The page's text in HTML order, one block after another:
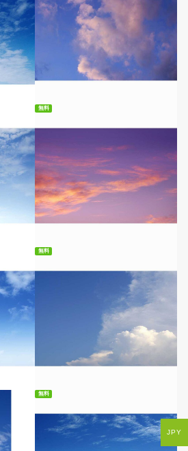
無料ダウンロード
無料
無料
無料ダウンロード
無料
JPY